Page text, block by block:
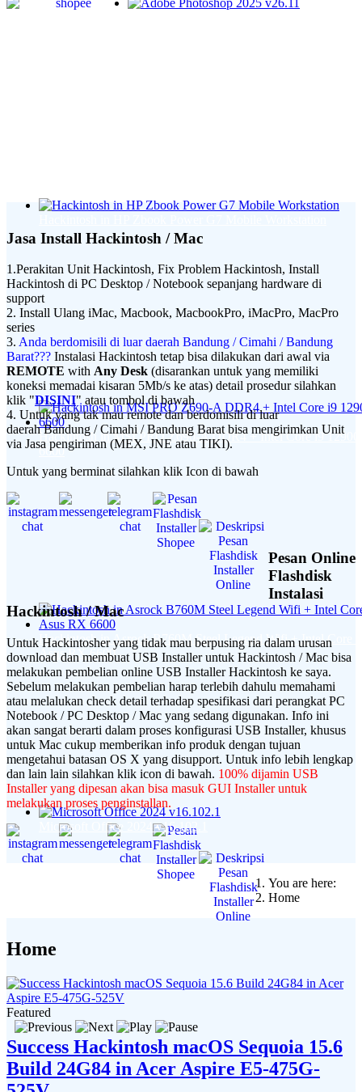
Hackintosh in MSI PRO Z690-A DDR4 + Intel Core i9
6600
Hackintosh in Asrock B760M Steel Legend Wifi + Intel Core
Asus RX 6600
Microsoft Office 2024 v16.102.1
Jasa Install Hackintosh / Mac
1.Perakitan Unit Hackintosh, Fix Problem Hackintosh, Install
Hackintosh di PC Desktop / Notebook sepanjang hardware di
support
2. Install Ulang iMac, Macbook, MacbookPro, iMacPro, MacPro
series
3. Anda berdomisili di luar daerah Bandung / Cimahi / Bandung
Barat??? Instalasi Hackintosh tetap bisa dilakukan dari awal via
REMOTE with Any Desk (disarankan untuk yang memiliki
koneksi memadai kisaran 5Mb/s ke atas) detail prosedur silahkan
klik "DISINI" atau tombol di bawah
4. Untuk yang tak mau remote dan berdomisili di luar
daerah Bandung / Cimahi / Bandung Barat bisa mengirimkan Unit
via Jasa pengiriman (MEX, JNE atau TIKI).
Untuk yang berminat silahkan klik Icon di bawah
Pesan Online
Flashdisk
Instalasi
Hackintosh / Mac
Untuk Hackintosher yang tidak mau berpusing ria dalam urusan
download dan membuat USB Installer untuk Hackintosh / Mac bisa
melakukan pembelian online USB Installer Hackintosh ke saya.
Sebelum melakukan pembelian harap terlebih dahulu memahami
atau melalukan check detail terhadap spesifikasi dari perangkat PC
Notebook / PC Desktop / Mac yang sedang digunakan. Info ini
akan sangat berarti dalam proses konfigurasi USB Installer, khusus
untuk Mac cukup memberikan info produk dengan tujuan
mengetahui batasan OS X yang disupport. Untuk info lebih lengkap
dan lain lain silahkan klik icon di bawah. 100% dijamin USB
Installer yang dipesan akan bisa masuk GUI Installer untuk
melakukan proses penginstallan.
You are here:
Home
Home
Featured
Success Hackintosh macOS Sequoia 15.6
Build 24G84 in Acer Aspire E5-475G-